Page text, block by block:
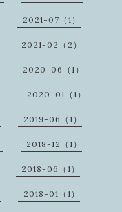
2021-07（1）
2021-02（2）
2020-06（1）
2020-01（1）
2019-06（1）
2018-12（1）
2018-06（1）
2018-01（1）